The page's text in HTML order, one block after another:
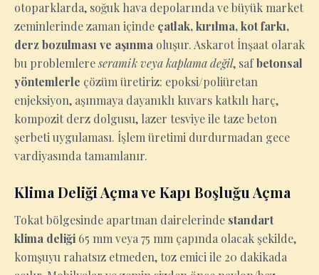
otoparklarda, soğuk hava depolarında ve büyük market
zeminlerinde zaman içinde çatlak, kırılma, kot farkı,
derz bozulması ve aşınma oluşur. Askarot İnşaat olarak
bu problemlereseramik veya kaplama değil, safbetonsal
yöntemlerle çözüm üretiriz: epoksi/poliüretan
enjeksiyon, aşınmaya dayanıklı kuvars katkılı harç,
kompozit derz dolgusu, lazer tesviye ile taze beton
şerbeti uygulaması. İşlem üretimi durdurmadan gece
vardiyasında tamamlanır.
Klima Deliği Açma ve Kapı Boşluğu Açma
Tokat bölgesinde apartman dairelerinde standart
klima deliği 65 mm veya 75 mm çapında olacak şekilde,
komşuyu rahatsız etmeden, toz emici ile 20 dakikada